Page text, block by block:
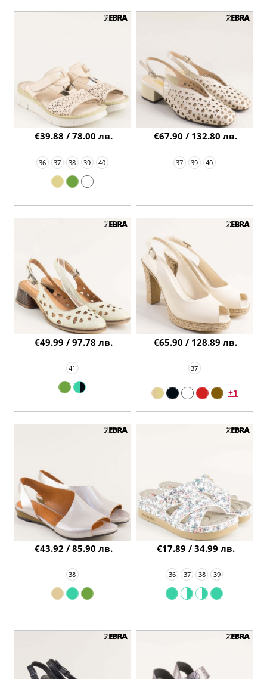
36 37 38 39 40
€39.88 / 78.00 лв.
37 39 40
€67.90 / 132.80 лв.
41
€49.99 / 97.78 лв.
37
+1
€65.90 / 128.89 лв.
38
€43.92 / 85.90 лв.
36 37 38 39
€17.89 / 34.99 лв.